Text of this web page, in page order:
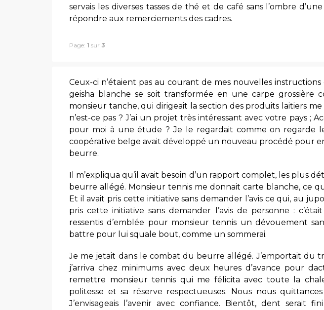
servais les diverses tasses de thé et de café sans l’ombre
répondre aux remerciements des cadres.
Page: 1 sur 3
Ceux-ci n’étaient pas au courant de mes nouvelles instructions
geisha blanche se soit transformée en une carpe grossière
monsieur tanche, qui dirigeait la section des produits laitiers me
n’est-ce pas ? J’ai un projet très intéressant avec votre pays ;
pour moi à une étude ? Je le regardait comme on regarde le
coopérative belge avait développé un nouveau procédé pour
beurre.
Il m’expliqua qu’il avait besoin d’un rapport complet, les plus
beurre allégé. Monsieur tennis me donnait carte blanche, ce
Et il avait pris cette initiative sans demander l’avis ce qui, au
pris cette initiative sans demander l’avis de personne :
ressentis d’emblée pour monsieur tennis un dévouement
battre pour lui squale bout, comme un sommerai.
Je me jetait dans le combat du beurre allégé. J’emportait du
j’arriva chez minimums avec deux heures d’avance pour
remettre monsieur tennis qui me félicita avec toute la
politesse et sa réserve respectueuses. Nous nous
J’envisageais l’avenir avec confiance. Bientôt, dent serait